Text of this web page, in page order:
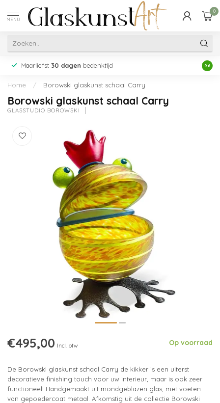
MENU
0
Maarliefst 30 dagen bedenktijd 9.6
Home / Borowski glaskunst schaal Carry
Borowski glaskunst schaal Carry
GLASSTUDIO BOROWSKI
€495,00 Incl. btw Op voorraad
De Borowski glaskunst schaal Carry de kikker is een uiterst
decoratieve finishing touch voor uw interieur, maar is ook zeer
functioneel! Handgemaakt uit mondgeblazen glas, met voeten
van gepoedercoat metaal. Afkomstig uit de collectie Borowski